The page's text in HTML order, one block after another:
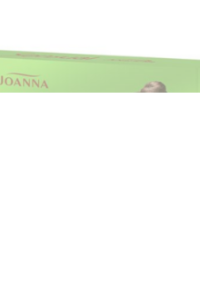
do depilacji twarzy z